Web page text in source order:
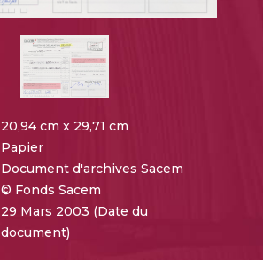
20,94 cm x 29,71 cm
Papier
Document d'archives Sacem
© Fonds Sacem
29 Mars 2003 (Date du
document)